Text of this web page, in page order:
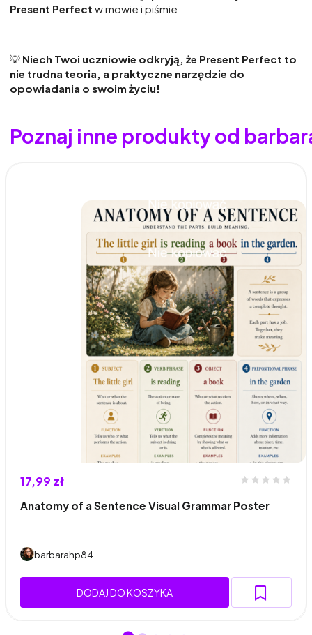
Present Perfect w mowie i piśmie
💡 Niech Twoi uczniowie odkryją, że Present Perfect to
nie trudna teoria, a praktyczne narzędzie do
opowiadania o swoim życiu!
Poznaj inne produkty od
17,99 zł
Anatomy of a Sentence Visual Grammar Poster
barbarahp84
DODAJ DO KOSZYKA